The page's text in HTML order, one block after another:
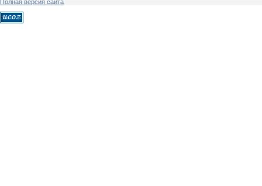
Полная версия сайта